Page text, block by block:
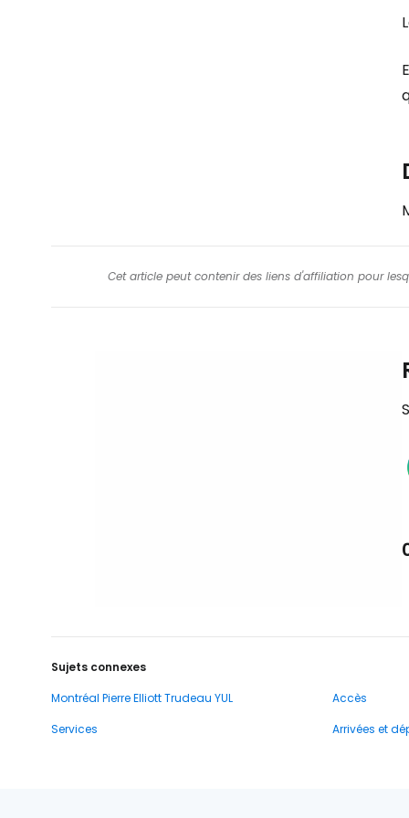
Cet article peut contenir des liens d'affiliation pour
Sujets connexes
Montréal Pierre Elliott Trudeau YUL
Accès
Services
Arrivées et